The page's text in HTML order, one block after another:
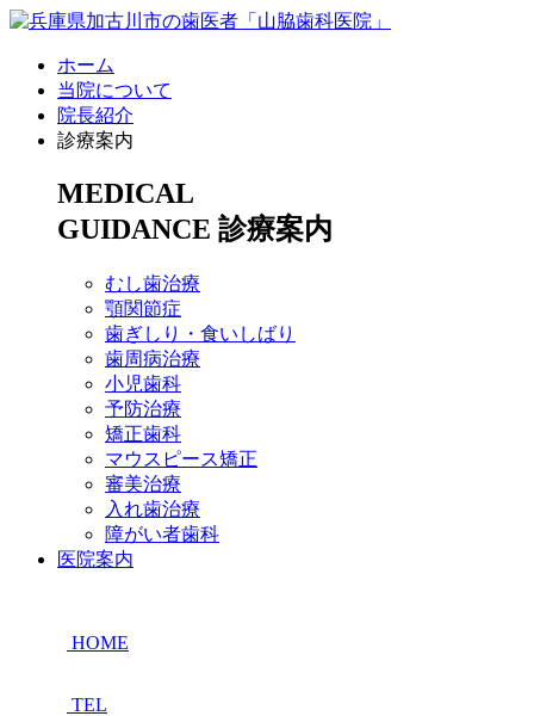
ホーム
当院について
院長紹介
診療案内
MEDICAL
GUIDANCE 診療案内
むし歯治療
顎関節症
歯ぎしり・食いしばり
歯周病治療
小児歯科
予防治療
矯正歯科
マウスピース矯正
審美治療
入れ歯治療
障がい者歯科
医院案内
HOME
TEL